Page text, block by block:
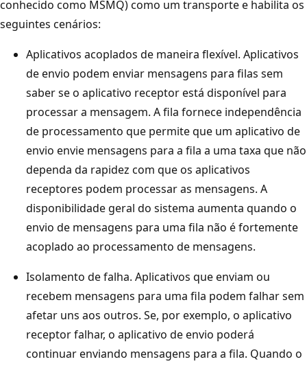
conhecido como MSMQ) como um transporte e habilita os
seguintes cenários:
Aplicativos acoplados de maneira flexível. Aplicativos
de envio podem enviar mensagens para filas sem
saber se o aplicativo receptor está disponível para
processar a mensagem. A fila fornece independência
de processamento que permite que um aplicativo de
envio envie mensagens para a fila a uma taxa que não
dependa da rapidez com que os aplicativos
receptores podem processar as mensagens. A
disponibilidade geral do sistema aumenta quando o
envio de mensagens para uma fila não é fortemente
acoplado ao processamento de mensagens.
Isolamento de falha. Aplicativos que enviam ou
recebem mensagens para uma fila podem falhar sem
afetar uns aos outros. Se, por exemplo, o aplicativo
receptor falhar, o aplicativo de envio poderá
continuar enviando mensagens para a fila. Quando o